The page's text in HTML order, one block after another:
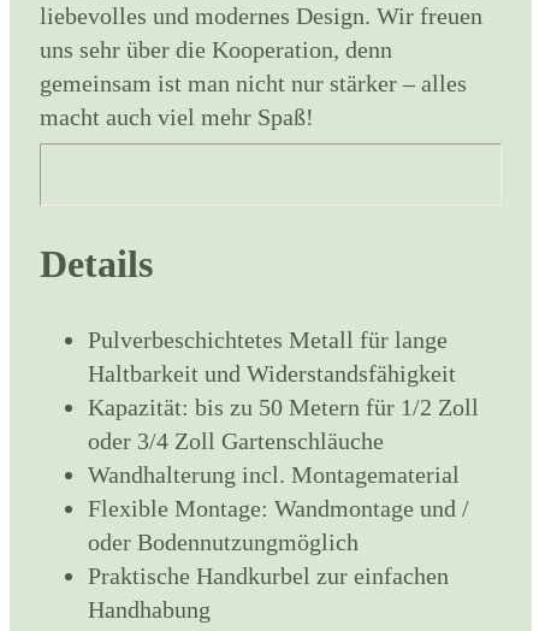
liebevolles und modernes Design. Wir freuen
uns sehr über die Kooperation, denn
gemeinsam ist man nicht nur stärker – alles
macht auch viel mehr Spaß!
Details
Pulverbeschichtetes Metall für lange
Haltbarkeit und Widerstandsfähigkeit
Kapazität: bis zu 50 Metern für 1/2 Zoll
oder 3/4 Zoll Gartenschläuche
Wandhalterung incl. Montagematerial
Flexible Montage: Wandmontage und /
oder Bodennutzungmöglich
Praktische Handkurbel zur einfachen
Handhabung